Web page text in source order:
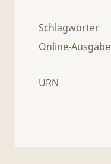
Schlagwörter
Online-Ausgabe
URN